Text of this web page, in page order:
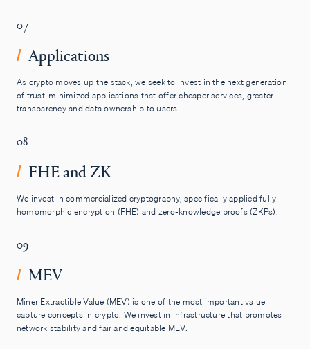
07
/ Applications
As crypto moves up the stack, we seek to invest in the next generation
of trust-minimized applications that offer cheaper services, greater
transparency and data ownership to users.
08
/ FHE and ZK
We invest in commercialized cryptography, specifically applied fully-
homomorphic encryption (FHE) and zero-knowledge proofs (ZKPs).
09
/ MEV
Miner Extractible Value (MEV) is one of the most important value
capture concepts in crypto. We invest in infrastructure that promotes
network stability and fair and equitable MEV.